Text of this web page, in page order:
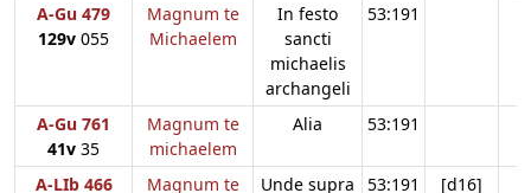
A-Gu 479
129v 055
Magnum te
Michaelem
In festo
sancti
michaelis
archangeli
53:191
A-Gu 761
41v 35
Magnum te
michaelem
Alia 53:191
A-LIb 466
Magnum te
Unde supra 53:191 [d16]